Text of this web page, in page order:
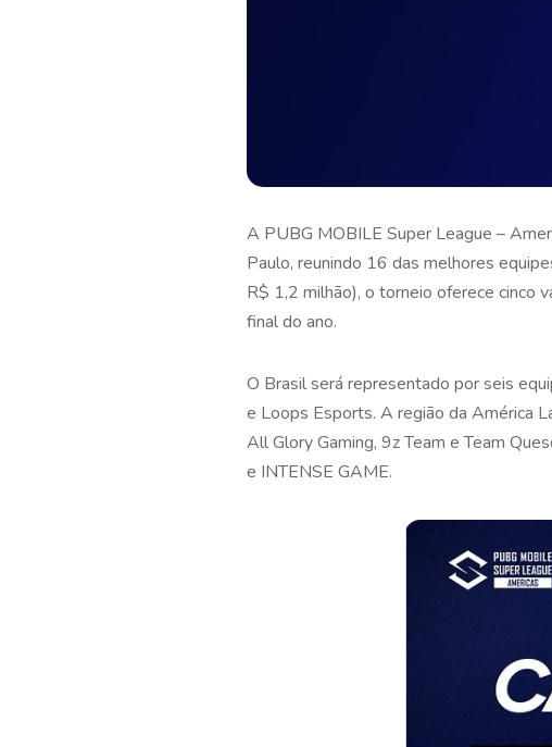
A PUBG MOBILE Super League –
Paulo, reunindo 16 das melhores
R$ 1,2 milhão), o torneio oferece cinco
final do ano.
O Brasil será representado por seis
e Loops Esports. A região da América
All Glory Gaming, 9z Team e Team
e INTENSE GAME.